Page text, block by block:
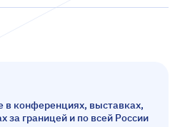
в конференциях, выставках,
за границей и по всей России